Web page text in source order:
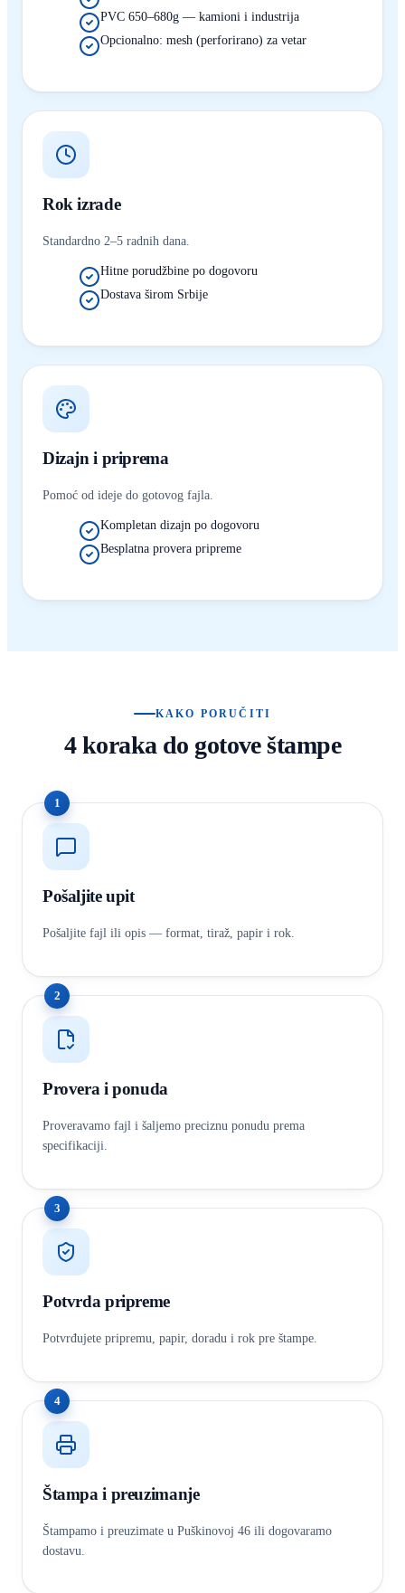
PVC 650–680g — kamioni i industrija
Opcionalno: mesh (perforirano) za vetar
Rok izrade
Standardno 2–5 radnih dana.
Hitne porudžbine po dogovoru
Dostava širom Srbije
Dizajn i priprema
Pomoć od ideje do gotovog fajla.
Kompletan dizajn po dogovoru
Besplatna provera pripreme
KAKO PORUČITI
4 koraka do gotove štampe
1
Pošaljite upit
Pošaljite fajl ili opis — format, tiraž, papir i rok.
2
Provera i ponuda
Proveravamo fajl i šaljemo preciznu ponudu prema
specifikaciji.
3
Potvrda pripreme
Potvrđujete pripremu, papir, doradu i rok pre štampe.
4
Štampa i preuzimanje
Štampamo i preuzimate u Puškinovoj 46 ili dogovaramo
dostavu.